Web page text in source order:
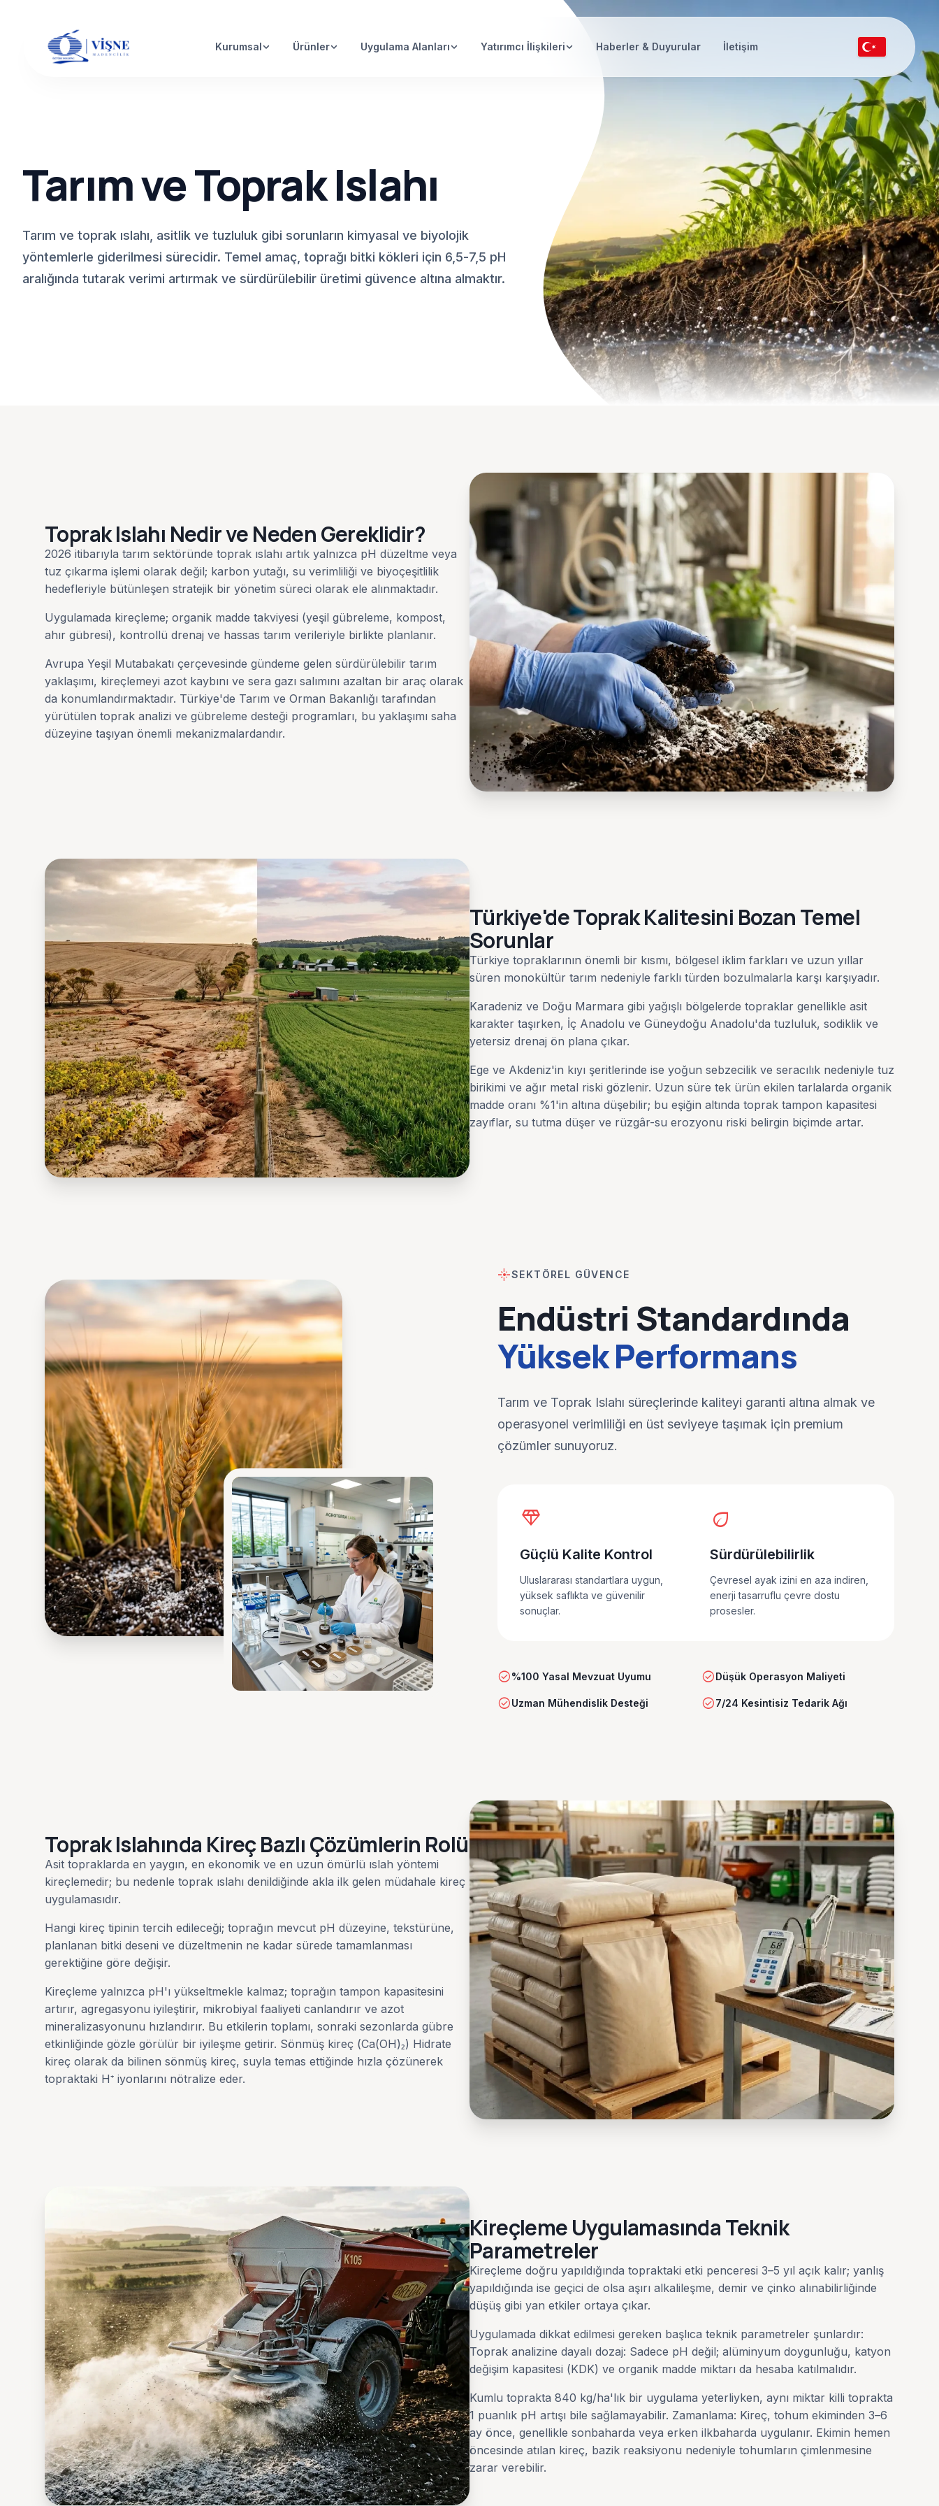
Kurumsal Ürünler Uygulama Alanları Yatırımcı İlişkileri Haberler & Duyurular İletişim
Tarım ve Toprak Islahı
Tarım ve toprak ıslahı, asitlik ve tuzluluk gibi sorunların kimyasal ve biyolojik
yöntemlerle giderilmesi sürecidir. Temel amaç, toprağı bitki kökleri için 6,5-7,5 pH
aralığında tutarak verimi artırmak ve sürdürülebilir üretimi güvence altına almaktır.
Toprak Islahı Nedir ve Neden Gereklidir?
2026 itibarıyla tarım sektöründe toprak ıslahı artık yalnızca pH düzeltme veya
tuz çıkarma işlemi olarak değil; karbon yutağı, su verimliliği ve biyoçeşitlilik
hedefleriyle bütünleşen stratejik bir yönetim süreci olarak ele alınmaktadır.
Uygulamada kireçleme; organik madde takviyesi (yeşil gübreleme, kompost,
ahır gübresi), kontrollü drenaj ve hassas tarım verileriyle birlikte planlanır.
Avrupa Yeşil Mutabakatı çerçevesinde gündeme gelen sürdürülebilir tarım
yaklaşımı, kireçlemeyi azot kaybını ve sera gazı salımını azaltan bir araç olarak
da konumlandırmaktadır. Türkiye'de Tarım ve Orman Bakanlığı tarafından
yürütülen toprak analizi ve gübreleme desteği programları, bu yaklaşımı saha
düzeyine taşıyan önemli mekanizmalardandır.
Türkiye'de Toprak Kalitesini Bozan Temel
Sorunlar
Türkiye topraklarının önemli bir kısmı, bölgesel iklim farkları ve uzun yıllar
süren monokültür tarım nedeniyle farklı türden bozulmalarla karşı karşıyadır.
Karadeniz ve Doğu Marmara gibi yağışlı bölgelerde topraklar genellikle asit
karakter taşırken, İç Anadolu ve Güneydoğu Anadolu'da tuzluluk, sodiklik ve
yetersiz drenaj ön plana çıkar.
Ege ve Akdeniz'in kıyı şeritlerinde ise yoğun sebzecilik ve seracılık nedeniyle tuz
birikimi ve ağır metal riski gözlenir. Uzun süre tek ürün ekilen tarlalarda organik
madde oranı %1'in altına düşebilir; bu eşiğin altında toprak tampon kapasitesi
zayıflar, su tutma düşer ve rüzgâr-su erozyonu riski belirgin biçimde artar.
flareSEKTÖREL GÜVENCE
Endüstri Standardında
Yüksek Performans
Tarım ve Toprak Islahı süreçlerinde kaliteyi garanti altına almak ve
operasyonel verimliliği en üst seviyeye taşımak için premium
çözümler sunuyoruz.
diamond
Güçlü Kalite Kontrol
Uluslararası standartlara uygun,
yüksek saflıkta ve güvenilir
sonuçlar.
eco
Sürdürülebilirlik
Çevresel ayak izini en aza indiren,
enerji tasarruflu çevre dostu
prosesler.
check_circle%100 Yasal Mevzuat Uyumu check_circleDüşük Operasyon Maliyeti
check_circleUzman Mühendislik Desteği check_circle7/24 Kesintisiz Tedarik Ağı
Toprak Islahında Kireç Bazlı Çözümlerin Rolü
Asit topraklarda en yaygın, en ekonomik ve en uzun ömürlü ıslah yöntemi
kireçlemedir; bu nedenle toprak ıslahı denildiğinde akla ilk gelen müdahale kireç
uygulamasıdır.
Hangi kireç tipinin tercih edileceği; toprağın mevcut pH düzeyine, tekstürüne,
planlanan bitki deseni ve düzeltmenin ne kadar sürede tamamlanması
gerektiğine göre değişir.
Kireçleme yalnızca pH'ı yükseltmekle kalmaz; toprağın tampon kapasitesini
artırır, agregasyonu iyileştirir, mikrobiyal faaliyeti canlandırır ve azot
mineralizasyonunu hızlandırır. Bu etkilerin toplamı, sonraki sezonlarda gübre
etkinliğinde gözle görülür bir iyileşme getirir. Sönmüş kireç (Ca(OH)₂) Hidrate
kireç olarak da bilinen sönmüş kireç, suyla temas ettiğinde hızla çözünerek
topraktaki H⁺ iyonlarını nötralize eder.
Kireçleme Uygulamasında Teknik
Parametreler
Kireçleme doğru yapıldığında topraktaki etki penceresi 3–5 yıl açık kalır; yanlış
yapıldığında ise geçici de olsa aşırı alkalileşme, demir ve çinko alınabilirliğinde
düşüş gibi yan etkiler ortaya çıkar.
Uygulamada dikkat edilmesi gereken başlıca teknik parametreler şunlardır:
Toprak analizine dayalı dozaj: Sadece pH değil; alüminyum doygunluğu, katyon
değişim kapasitesi (KDK) ve organik madde miktarı da hesaba katılmalıdır.
Kumlu toprakta 840 kg/ha'lık bir uygulama yeterliyken, aynı miktar killi toprakta
1 puanlık pH artışı bile sağlamayabilir. Zamanlama: Kireç, tohum ekiminden 3–6
ay önce, genellikle sonbaharda veya erken ilkbaharda uygulanır. Ekimin hemen
öncesinde atılan kireç, bazik reaksiyonu nedeniyle tohumların çimlenmesine
zarar verebilir.